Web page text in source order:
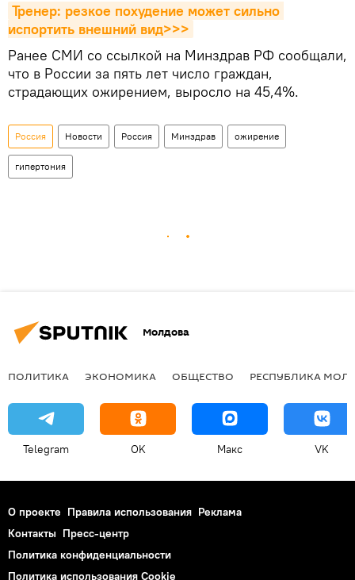
Тренер: резкое похудение может сильно
испортить внешний вид>>>
Ранее СМИ со ссылкой на Минздрав РФ сообщали,
что в России за пять лет число граждан,
страдающих ожирением, выросло на 45,4%.
Россия Новости Россия Минздрав ожирение
гипертония
Молдова
ПОЛИТИКА ЭКОНОМИКА ОБЩЕСТВО РЕСПУБЛИКА
Telegram OK Макс VK
О проекте Правила использования Реклама
Контакты Пресс-центр
Политика конфиденциальности
Политика использования Cookie